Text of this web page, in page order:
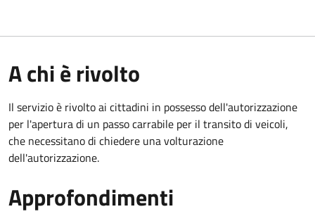
A chi è rivolto
Il servizio è rivolto ai cittadini in possesso dell'autorizzazione
per l'apertura di un passo carrabile per il transito di veicoli,
che necessitano di chiedere una volturazione
dell'autorizzazione.
Approfondimenti